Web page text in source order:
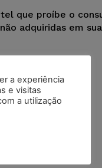
que proíbe o
adquiridas em
a experiência
e visitas
a utilização